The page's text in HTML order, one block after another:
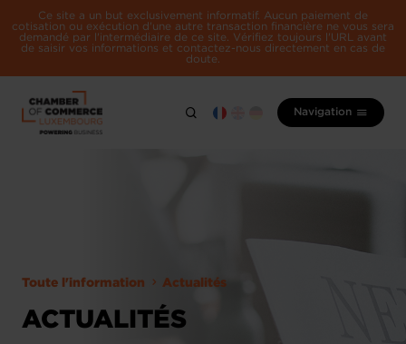
Ce site a un but exclusivement informatif. Aucun paiement de
cotisation ou exécution d'une autre transaction financière ne vous sera
demandé par l'intermédiaire de ce site. Vérifiez toujours l'URL avant
de saisir vos informations et contactez-nous directement en cas de
doute.
Navigation
Toute l'information Actualités
ACTUALITÉS